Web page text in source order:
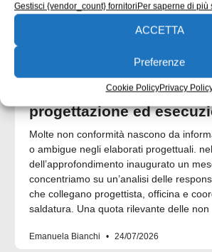
Gestisci {vendor_count} fornitoriPer saperne di più
ACCETTA
Preferenze
Cookie PolicyPrivacy
UNI EN 1090: il punto di
progettazione ed
Molte non conformità nascono da
o ambigue negli elaborati progettuali.
dell’approfondimento inaugurato un
concentriamo su un’analisi delle
che collegano progettista, officina e
saldatura. Una quota rilevante delle non
Emanuela Bianchi 24/07/2026